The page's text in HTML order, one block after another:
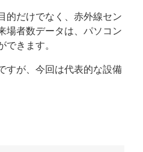
的だけでなく、赤外線セン
場者数データは、パソコン
きます。
すが、今回は代表的な設備